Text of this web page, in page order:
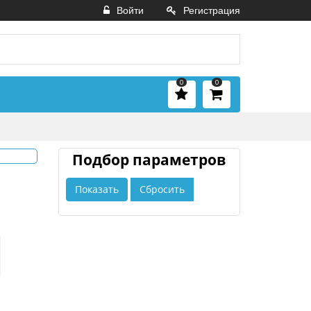
Войти Регистрация
0
0
Подбор параметров